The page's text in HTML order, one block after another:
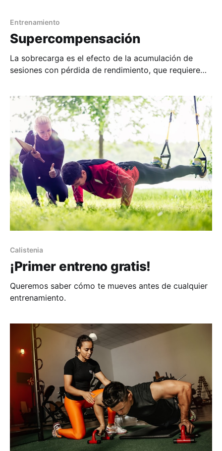
Entrenamiento
Supercompensación
La sobrecarga es el efecto de la acumulación de
sesiones con pérdida de rendimiento, que requiere
supercompensación.
Calistenia
¡Primer entreno gratis!
Queremos saber cómo te mueves antes de cualquier
entrenamiento.